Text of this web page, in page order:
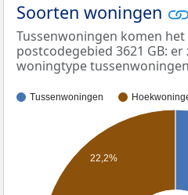
Soorten woningen
Tussenwoningen komen
postcodegebied 3621 GB:
woningtype
Tussenwoningen
22,2%